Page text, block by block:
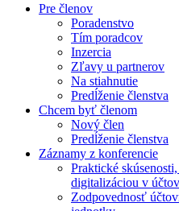
Pre členov
Poradenstvo
Tím poradcov
Inzercia
Zľavy u partnerov
Na stiahnutie
Predĺženie členstva
Chcem byť členom
Nový člen
Predĺženie členstva
Záznamy z konferencie
Praktické
digitalizáciou v
Zodpovednosť